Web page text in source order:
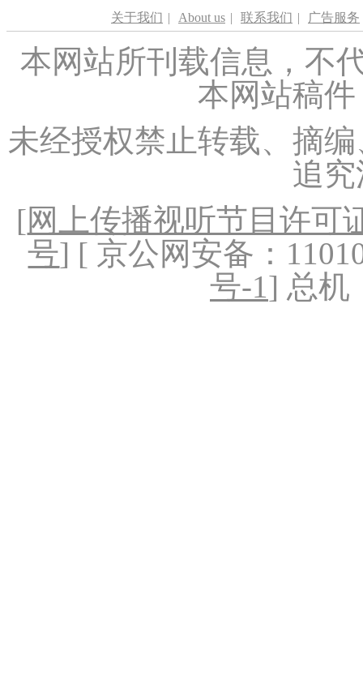
关于我们 | About us | 联系我们 | 广告服务
本网站所刊载信息，不
本网站稿
未经授权禁止转载、摘
追
[网上传播视听节目许可
号] [ 京公网安备：
号-1] 总机